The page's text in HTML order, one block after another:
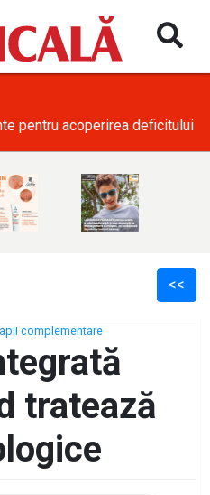
pentru acoperirea deficitului
<<
complementare
tratează